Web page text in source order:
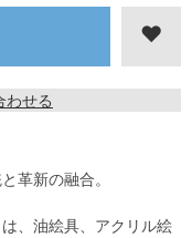
わせる
革新の融合。
、油絵具、アクリル絵